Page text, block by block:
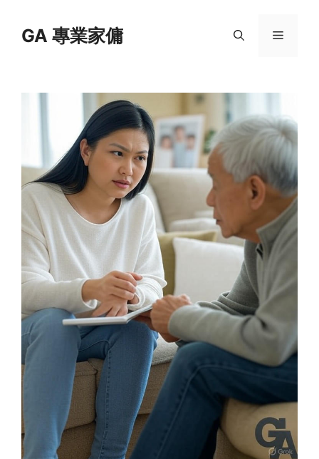
contentGA 專業家傭 Menu